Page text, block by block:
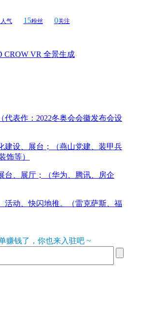
气 15粉丝 0关注
CROW VR 全景生成
代表作：2022冬奥会会徽发布会设
建设、展台；（燕山党建、装甲兵
饰等）
台、展厅；（华为、腾讯、房企
活动、快闪地推。（雷克萨斯、福
赚钱了，你也来入驻吧 ~